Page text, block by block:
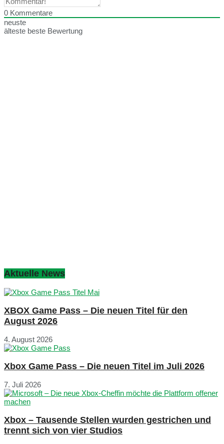
0 Kommentare
neuste
älteste beste Bewertung
Aktuelle News
XBOX Game Pass – Die neuen Titel für den
August 2026
4. August 2026
Xbox Game Pass – Die neuen Titel im Juli 2026
7. Juli 2026
Xbox – Tausende Stellen wurden gestrichen und
trennt sich von vier Studios